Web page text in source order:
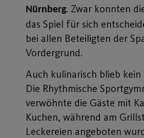
Nürnberg. Zwar konnten
das Spiel für sich
bei allen Beteiligten der
Vordergrund.
Auch kulinarisch blieb
Die Rhythmische
verwöhnte die Gäste mit
Kuchen, während am
Leckereien angeboten